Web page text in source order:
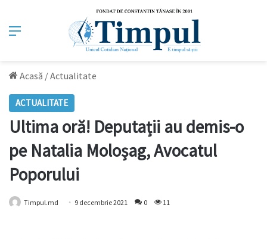
Meniu
Acasă /Actualitate
ACTUALITATE
Ultima oră! Deputații au demis-o
pe Natalia Moloșag, Avocatul
Poporului
Timpul.md 9 decembrie 2021 0 11